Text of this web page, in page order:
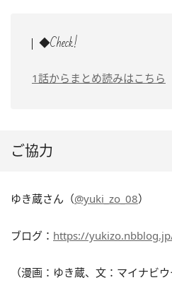
◆Check!
1話からまとめ読みはこちら
ご協力
ゆき蔵さん（@yuki_zo_08）
ブログ： https://
（漫画：ゆき蔵、文：マイナビウ